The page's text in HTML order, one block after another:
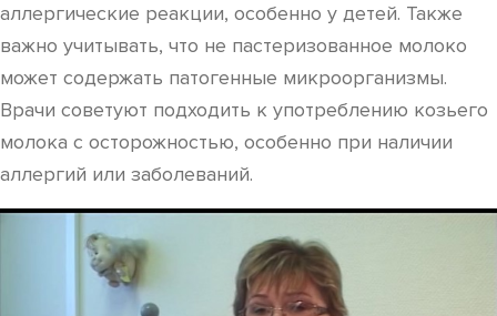
аллергические реакции, особенно у детей. Также
важно учитывать, что не пастеризованное молоко
может содержать патогенные микроорганизмы.
Врачи советуют подходить к употреблению козьего
молока с осторожностью, особенно при наличии
аллергий или заболеваний.